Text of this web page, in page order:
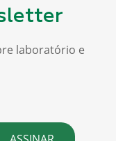
laboratório e